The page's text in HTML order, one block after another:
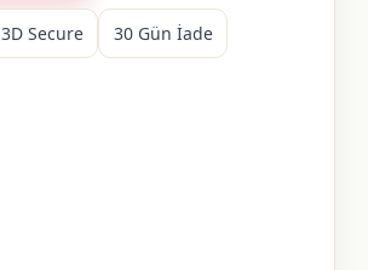
3D Secure 30 Gün İade